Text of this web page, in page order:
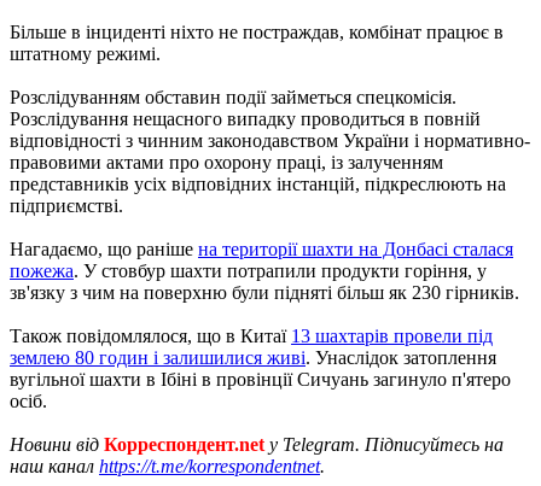
Більше в інциденті ніхто не постраждав, комбінат працює в
штатному режимі.
Розслідуванням обставин події займеться спецкомісія.
Розслідування нещасного випадку проводиться в повній
відповідності з чинним законодавством України і нормативно-
правовими актами про охорону праці, із залученням
представників усіх відповідних інстанцій, підкреслюють на
підприємстві.
Нагадаємо, що раніше на території шахти на Донбасі сталася
пожежа. У стовбур шахти потрапили продукти горіння, у
зв'язку з чим на поверхню були підняті більш як 230 гірників.
Також повідомлялося, що в Китаї 13 шахтарів провели під
землею 80 годин і залишилися живі. Унаслідок затоплення
вугільної шахти в Ібіні в провінції Сичуань загинуло п'ятеро
осіб.
Новини від Корреспондент.net у Telegram. Підписуйтесь на
наш канал https://t.me/korrespondentnet.